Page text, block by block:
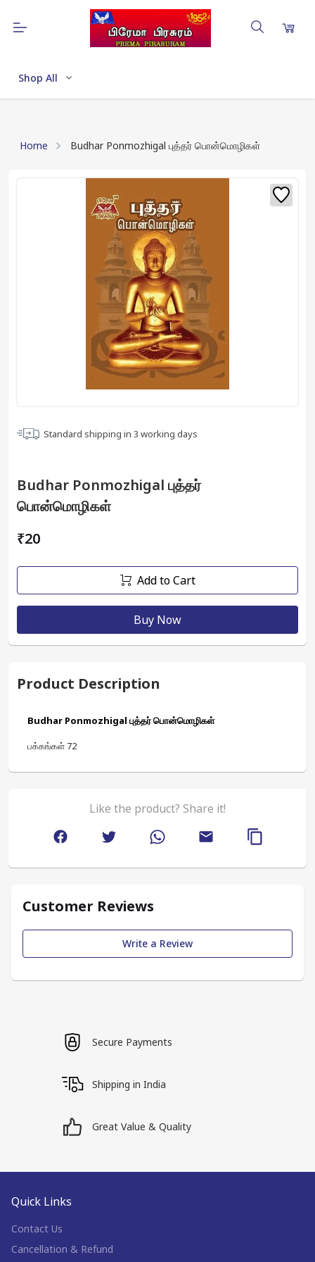
Shop All
Home Budhar Ponmozhigal புத்தர் பொன்மொழிகள்
Standard shipping in 3 working days
Budhar Ponmozhigal புத்தர்
பொன்மொழிகள்
₹20
Add to Cart
Buy Now
Product Description
Budhar Ponmozhigal புத்தர் பொன்மொழிகள்
பக்கங்கள் 72
Like the product? Share it!
Customer Reviews
Write a Review
Secure Payments
Shipping in India
Great Value & Quality
Quick Links
Contact Us
Cancellation & Refund